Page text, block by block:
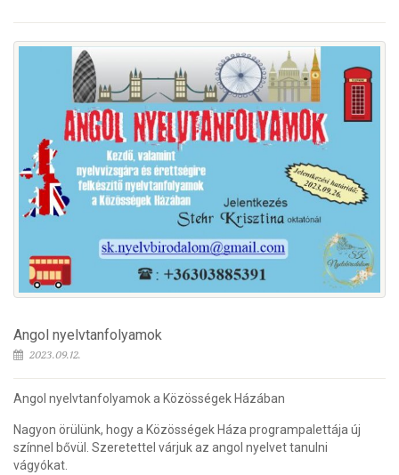
Angol nyelvtanfolyamok
2023.09.12.
Angol nyelvtanfolyamok a Közösségek Házában
Nagyon örülünk, hogy a Közösségek Háza programpalettája új
színnel bővül. Szeretettel várjuk az angol nyelvet tanulni
vágyókat.